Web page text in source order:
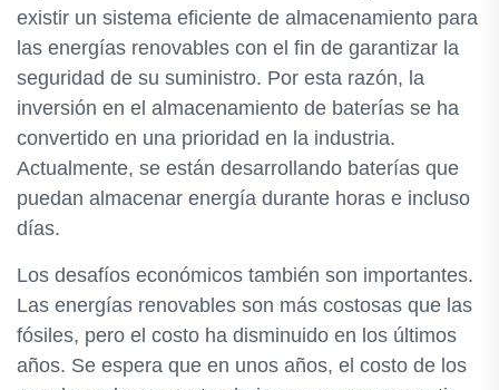
existir un sistema eficiente de almacenamiento para
las energías renovables con el fin de garantizar la
seguridad de su suministro. Por esta razón, la
inversión en el almacenamiento de baterías se ha
convertido en una prioridad en la industria.
Actualmente, se están desarrollando baterías que
puedan almacenar energía durante horas e incluso
días.
Los desafíos económicos también son importantes.
Las energías renovables son más costosas que las
fósiles, pero el costo ha disminuido en los últimos
años. Se espera que en unos años, el costo de los